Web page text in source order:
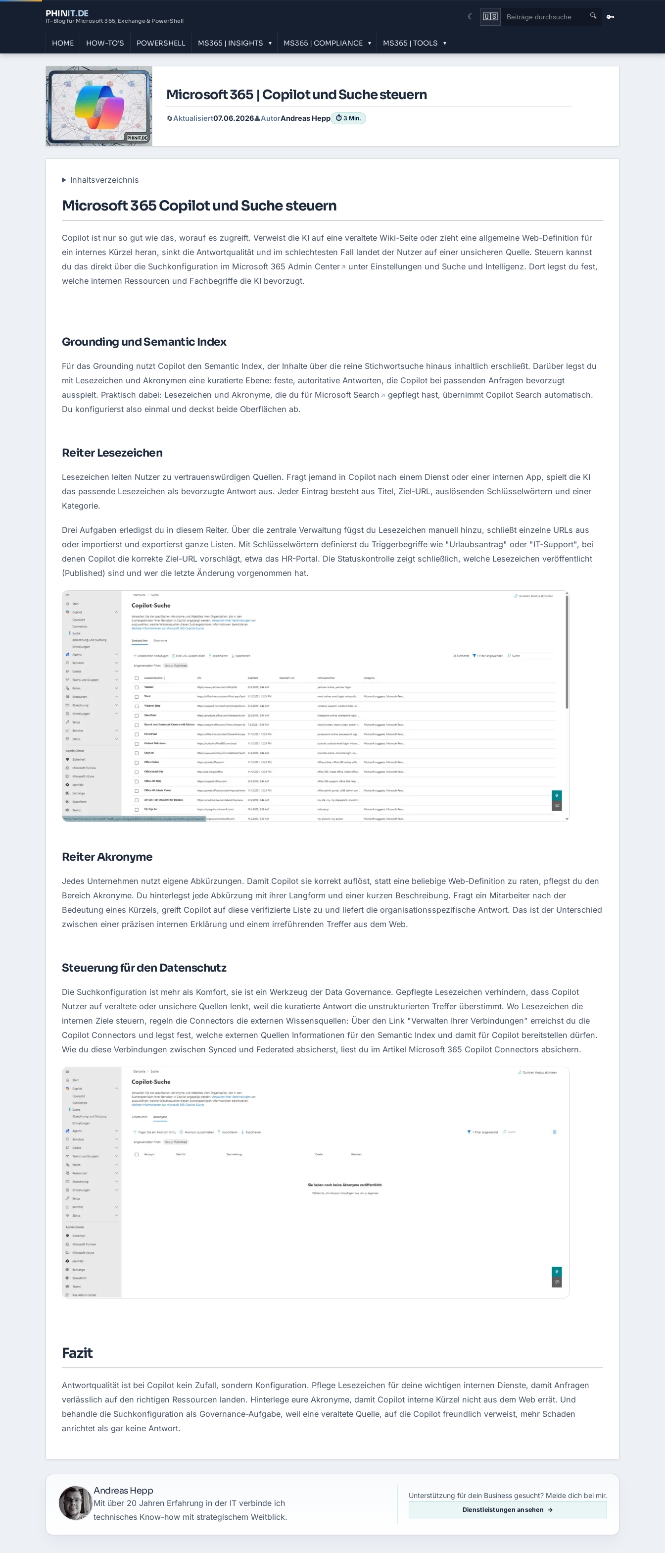
PHINIT.DE
IT-Blog für Microsoft 365, Exchange & PowerShell ☾ 🇺🇸 🔍 🔑
HOME HOW-TO'S POWERSHELL MS365 | INSIGHTS ▾ MS365 | COMPLIANCE ▾ MS365 | TOOLS ▾
Microsoft 365 | Copilot und Suche steuern
🔄Aktualisiert07.06.2026👤AutorAndreas Hepp ⏱ 3 Min.
Inhaltsverzeichnis
Microsoft 365 Copilot und Suche steuern
Copilot ist nur so gut wie das, worauf es zugreift. Verweist die KI auf eine veraltete Wiki-Seite oder zieht eine allgemeine Web-Definition für
ein internes Kürzel heran, sinkt die Antwortqualität und im schlechtesten Fall landet der Nutzer auf einer unsicheren Quelle. Steuern kannst
du das direkt über die Suchkonfiguration im Microsoft 365 Admin Center
unter Einstellungen und Suche und Intelligenz. Dort legst du fest,
welche internen Ressourcen und Fachbegriffe die KI bevorzugt.
Grounding und Semantic Index
Für das Grounding nutzt Copilot den Semantic Index, der Inhalte über die reine Stichwortsuche hinaus inhaltlich erschließt. Darüber legst du
mit Lesezeichen und Akronymen eine kuratierte Ebene: feste, autoritative Antworten, die Copilot bei passenden Anfragen bevorzugt
ausspielt. Praktisch dabei: Lesezeichen und Akronyme, die du für Microsoft Search
gepflegt hast, übernimmt Copilot Search automatisch.
Du konfigurierst also einmal und deckst beide Oberflächen ab.
Reiter Lesezeichen
Lesezeichen leiten Nutzer zu vertrauenswürdigen Quellen. Fragt jemand in Copilot nach einem Dienst oder einer internen App, spielt die KI
das passende Lesezeichen als bevorzugte Antwort aus. Jeder Eintrag besteht aus Titel, Ziel-URL, auslösenden Schlüsselwörtern und einer
Kategorie.
Drei Aufgaben erledigst du in diesem Reiter. Über die zentrale Verwaltung fügst du Lesezeichen manuell hinzu, schließt einzelne URLs aus
oder importierst und exportierst ganze Listen. Mit Schlüsselwörtern definierst du Triggerbegriffe wie "Urlaubsantrag" oder "IT-Support", bei
denen Copilot die korrekte Ziel-URL vorschlägt, etwa das HR-Portal. Die Statuskontrolle zeigt schließlich, welche Lesezeichen veröffentlicht
(Published) sind und wer die letzte Änderung vorgenommen hat.
Reiter Akronyme
Jedes Unternehmen nutzt eigene Abkürzungen. Damit Copilot sie korrekt auflöst, statt eine beliebige Web-Definition zu raten, pflegst du den
Bereich Akronyme. Du hinterlegst jede Abkürzung mit ihrer Langform und einer kurzen Beschreibung. Fragt ein Mitarbeiter nach der
Bedeutung eines Kürzels, greift Copilot auf diese verifizierte Liste zu und liefert die organisationsspezifische Antwort. Das ist der Unterschied
zwischen einer präzisen internen Erklärung und einem irreführenden Treffer aus dem Web.
Steuerung für den Datenschutz
Die Suchkonfiguration ist mehr als Komfort, sie ist ein Werkzeug der Data Governance. Gepflegte Lesezeichen verhindern, dass Copilot
Nutzer auf veraltete oder unsichere Quellen lenkt, weil die kuratierte Antwort die unstrukturierten Treffer überstimmt. Wo Lesezeichen die
internen Ziele steuern, regeln die Connectors die externen Wissensquellen: Über den Link "Verwalten Ihrer Verbindungen" erreichst du die
Copilot Connectors und legst fest, welche externen Quellen Informationen für den Semantic Index und damit für Copilot bereitstellen dürfen.
Wie du diese Verbindungen zwischen Synced und Federated absicherst, liest du im Artikel Microsoft 365 Copilot Connectors absichern.
Fazit
Antwortqualität ist bei Copilot kein Zufall, sondern Konfiguration. Pflege Lesezeichen für deine wichtigen internen Dienste, damit Anfragen
verlässlich auf den richtigen Ressourcen landen. Hinterlege eure Akronyme, damit Copilot interne Kürzel nicht aus dem Web errät. Und
behandle die Suchkonfiguration als Governance-Aufgabe, weil eine veraltete Quelle, auf die Copilot freundlich verweist, mehr Schaden
anrichtet als gar keine Antwort.
Andreas Hepp
Mit über 20 Jahren Erfahrung in der IT verbinde ich
technisches Know-how mit strategischem Weitblick.
Unterstützung für dein Business gesucht? Melde dich bei mir.
Dienstleistungen ansehen